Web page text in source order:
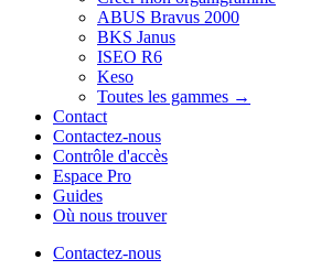
ABUS Bravus 2000
BKS Janus
ISEO R6
Keso
Toutes les gammes →
Contact
Contactez-nous
Contrôle d'accès
Espace Pro
Guides
Où nous trouver
Contactez-nous